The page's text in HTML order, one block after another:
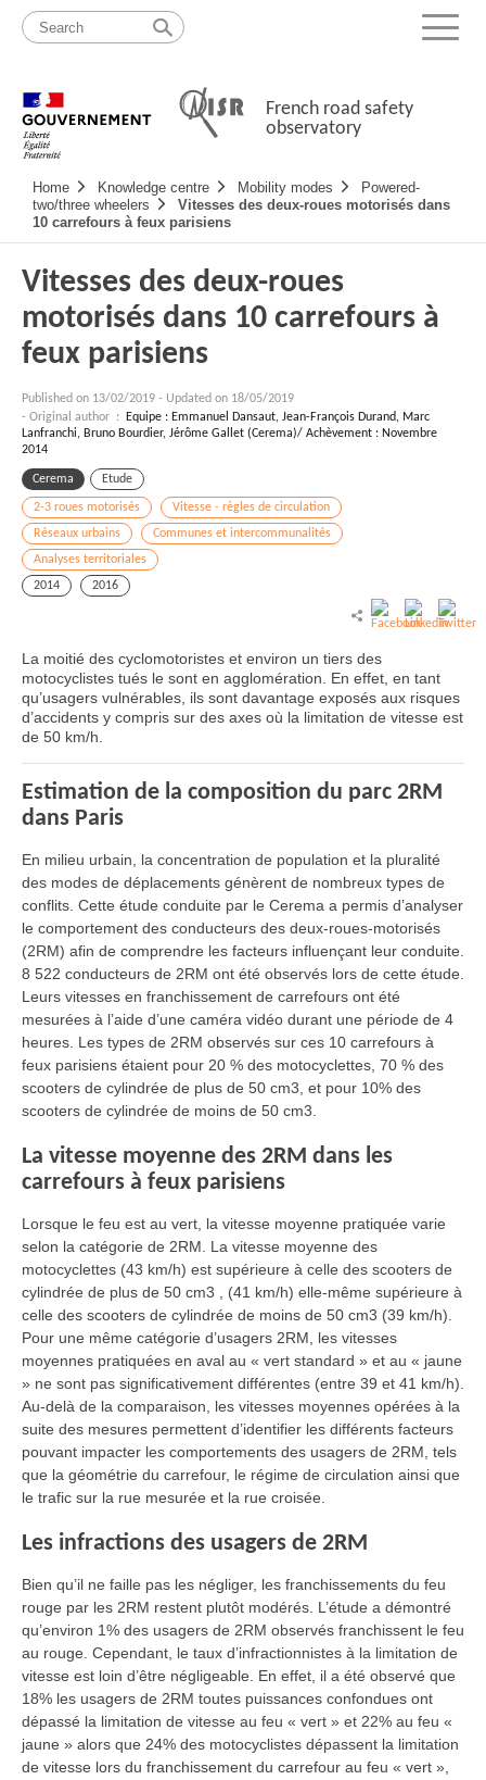
content
map
Menu
French road safety
observatory
Navigation
principale
Home Knowledge centre Mobility modes
Powered-
two/three wheelers
Vitesses des deux-roues motorisés dans
10 carrefours à feux parisiens
Vitesses des deux-roues
motorisés dans 10 carrefours à
feux parisiens
Published on 13/02/2019 - Updated on 18/05/2019
- Original author :
Equipe : Emmanuel Dansaut, Jean-François Durand, Marc
Lanfranchi, Bruno Bourdier, Jérôme Gallet (Cerema)/ Achèvement : Novembre
2014
Cerema Etude
2-3 roues motorisés
Vitesse - règles de circulation
Réseaux urbains
Communes et intercommunalités
Analyses territoriales
2014
2016
La moitié des cyclomotoristes et environ un tiers des
motocyclistes tués le sont en agglomération. En effet, en tant
qu’usagers vulnérables, ils sont davantage exposés aux risques
d’accidents y compris sur des axes où la limitation de vitesse est
de 50 km/h.
Estimation de la composition du parc 2RM
dans Paris
En milieu urbain, la concentration de population et la pluralité
des modes de déplacements génèrent de nombreux types de
conflits. Cette étude conduite par le Cerema a permis d’analyser
le comportement des conducteurs des deux-roues-motorisés
(2RM) afin de comprendre les facteurs influençant leur conduite.
8 522 conducteurs de 2RM ont été observés lors de cette étude.
Leurs vitesses en franchissement de carrefours ont été
mesurées à l’aide d’une caméra vidéo durant une période de 4
heures. Les types de 2RM observés sur ces 10 carrefours à
feux parisiens étaient pour 20 % des motocyclettes, 70 % des
scooters de cylindrée de plus de 50 cm3, et pour 10% des
scooters de cylindrée de moins de 50 cm3.
La vitesse moyenne des 2RM dans les
carrefours à feux parisiens
Lorsque le feu est au vert, la vitesse moyenne pratiquée varie
selon la catégorie de 2RM. La vitesse moyenne des
motocyclettes (43 km/h) est supérieure à celle des scooters de
cylindrée de plus de 50 cm3 , (41 km/h) elle-même supérieure à
celle des scooters de cylindrée de moins de 50 cm3 (39 km/h).
Pour une même catégorie d’usagers 2RM, les vitesses
moyennes pratiquées en aval au « vert standard » et au « jaune
» ne sont pas significativement différentes (entre 39 et 41 km/h).
Au-delà de la comparaison, les vitesses moyennes opérées à la
suite des mesures permettent d’identifier les différents facteurs
pouvant impacter les comportements des usagers de 2RM, tels
que la géométrie du carrefour, le régime de circulation ainsi que
le trafic sur la rue mesurée et la rue croisée.
Les infractions des usagers de 2RM
Bien qu’il ne faille pas les négliger, les franchissements du feu
rouge par les 2RM restent plutôt modérés. L’étude a démontré
qu’environ 1% des usagers de 2RM observés franchissent le feu
au rouge. Cependant, le taux d’infractionnistes à la limitation de
vitesse est loin d’être négligeable. En effet, il a été observé que
18% les usagers de 2RM toutes puissances confondues ont
dépassé la limitation de vitesse au feu « vert » et 22% au feu «
jaune » alors que 24% des motocyclistes dépassent la limitation
de vitesse lors du franchissement du carrefour au feu « vert »,